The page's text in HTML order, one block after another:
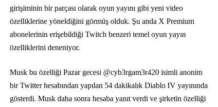
girişiminin bir parçası olarak oyun yayını gibi yeni video
özelliklerine yöneldiğini görmüş olduk. Şu anda X Premium
abonelerinin erişebildiği Twitch benzeri temel oyun yayın
özelliklerini deneniyor.
Musk bu özelliği Pazar gecesi @cyb3rgam3r420 isimli anonim
bir Twitter hesabından yapılan 54 dakikalık Diablo IV yayınında
gösterdi. Musk daha sonra hesaba yanıt verdi ve şirketin özelliği